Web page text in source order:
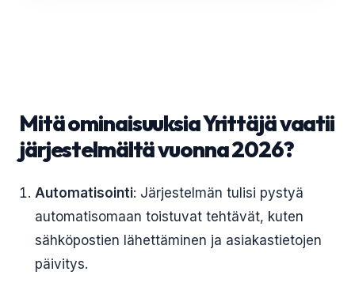
Mitä ominaisuuksia Yrittäjä vaatii
järjestelmältä vuonna 2026?
Automatisointi: Järjestelmän tulisi pystyä
automatisomaan toistuvat tehtävät, kuten
sähköpostien lähettäminen ja asiakastietojen
päivitys.